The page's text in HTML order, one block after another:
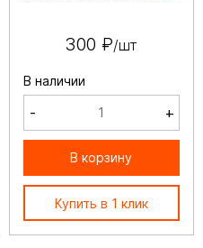
300 ₽/шт
В наличии
- +
В корзину
Купить в 1 клик